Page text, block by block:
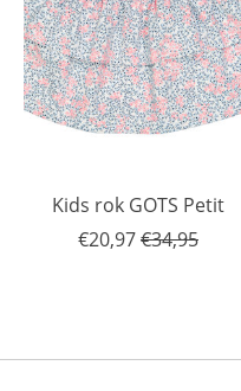
Kids rok GOTS Petit
€20,97€34,95